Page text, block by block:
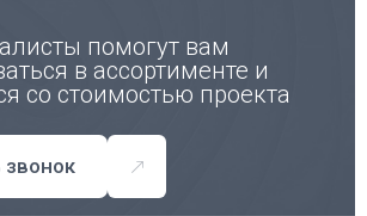
помогут вам
в ассортименте и
со стоимостью проекта
звонок